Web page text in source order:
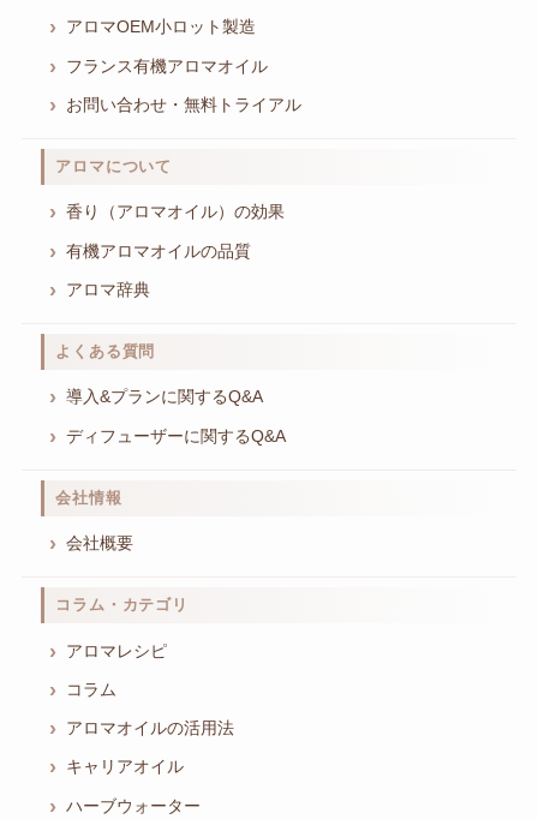
アロマOEM小ロット製造
フランス有機アロマオイル
お問い合わせ・無料トライアル
アロマについて
香り（アロマオイル）の効果
有機アロマオイルの品質
アロマ辞典
よくある質問
導入&プランに関するQ&A
ディフューザーに関するQ&A
会社情報
会社概要
コラム・カテゴリ
アロマレシピ
コラム
アロマオイルの活用法
キャリアオイル
ハーブウォーター